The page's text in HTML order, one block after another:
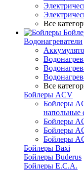
Все
Водонагреватели
Все
Бойлеры ACV
Бойлеры
Бойлеры
Бойлеры
Бойлеры
Бойлеры Baxi
Бойлеры Buderus
Бойлеры E.C.A.